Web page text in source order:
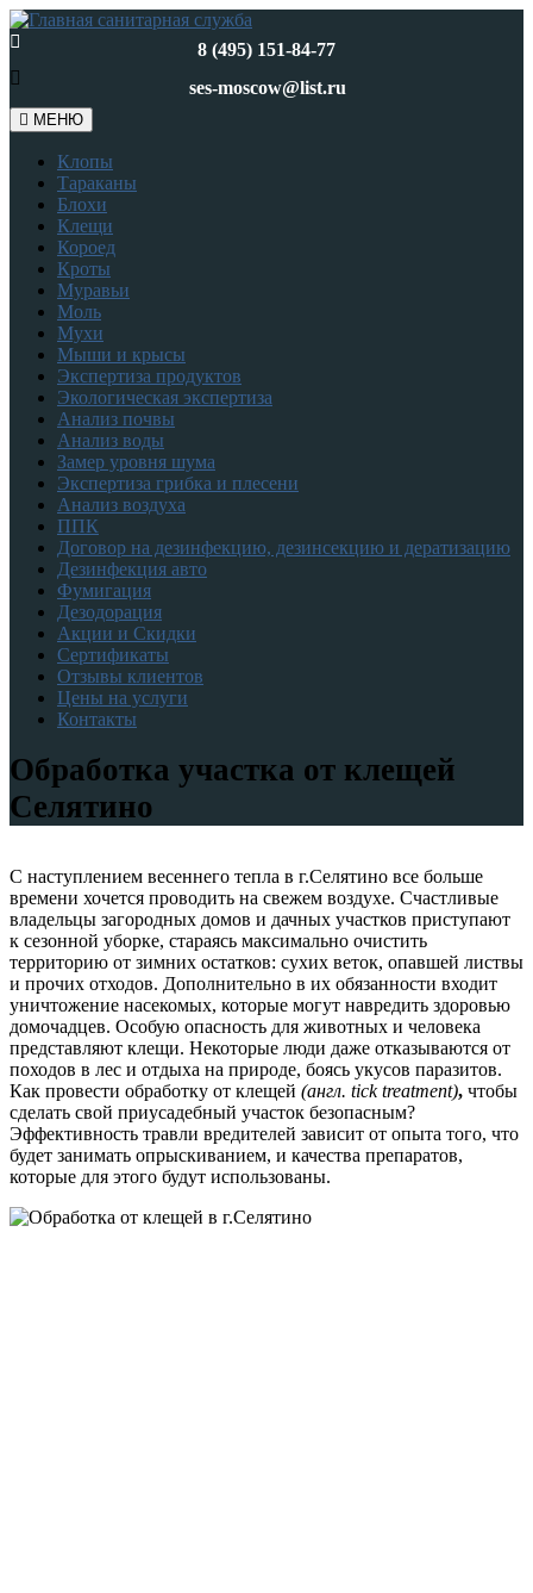
8 (495) 151-84-77
ses-moscow@list.ru
МЕНЮ
Клопы
Тараканы
Блохи
Клещи
Короед
Кроты
Муравьи
Моль
Мухи
Мыши и крысы
Экспертиза продуктов
Экологическая экспертиза
Анализ почвы
Анализ воды
Замер уровня шума
Экспертиза грибка и плесени
Анализ воздуха
ППК
Договор на дезинфекцию, дезинсекцию и дератизацию
Дезинфекция авто
Фумигация
Дезодорация
Акции и Скидки
Сертификаты
Отзывы клиентов
Цены на услуги
Контакты
Обработка участка от клещей
Селятино
С наступлением весеннего тепла в г.Селятино все больше
времени хочется проводить на свежем воздухе. Счастливые
владельцы загородных домов и дачных участков приступают
к сезонной уборке, стараясь максимально очистить
территорию от зимних остатков: сухих веток, опавшей листвы
и прочих отходов. Дополнительно в их обязанности входит
уничтожение насекомых, которые могут навредить здоровью
домочадцев. Особую опасность для животных и человека
представляют клещи. Некоторые люди даже отказываются от
походов в лес и отдыха на природе, боясь укусов паразитов.
Как провести обработку от клещей (англ. tick treatment), чтобы
сделать свой приусадебный участок безопасным?
Эффективность травли вредителей зависит от опыта того, что
будет занимать опрыскиванием, и качества препаратов,
которые для этого будут использованы.